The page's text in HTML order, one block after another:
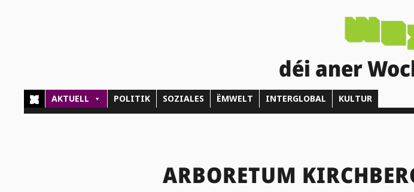
déi aner
AKTUELL POLITIK SOZIALES ËMWELT INTERGLOBAL KULTUR
ARBORETUM